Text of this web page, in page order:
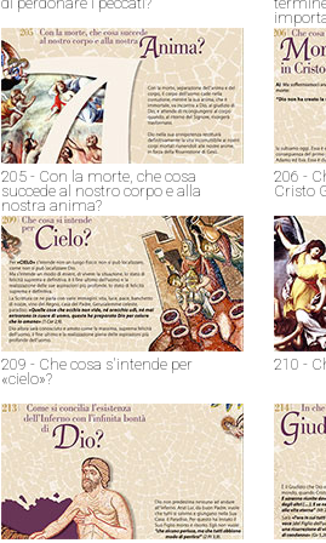
205 - Con la morte, che cosa
succede al nostro corpo e alla
nostra anima?
206 -
Cristo
209 - Che cosa s'intende per
«cielo»?
210 -